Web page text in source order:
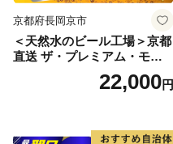
京都府長岡京市
＜天然水のビール工場＞京都
直送 ザ・プレミアム・モル
ツ 350ml×24本 プレモル [149
22,000円